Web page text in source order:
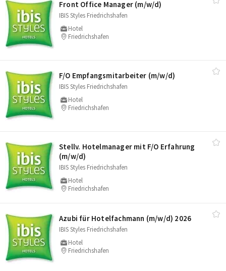
Front Office Manager (m/​w/​d)
IBIS Styles Friedrichshafen
Hotel
Friedrichshafen
F/​O Empfangsmitarbeiter (m/​w/​d)
IBIS Styles Friedrichshafen
Hotel
Friedrichshafen
Stellv. Hotelmanager mit F/​O Erfahrung
(m/​w/​d)
IBIS Styles Friedrichshafen
Hotel
Friedrichshafen
Azubi für Hotelfachmann (m/​w/​d) 2026
IBIS Styles Friedrichshafen
Hotel
Friedrichshafen